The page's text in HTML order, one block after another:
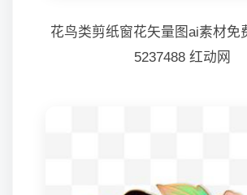
花鸟类剪纸窗花矢量图ai素材免
5237488 红动网